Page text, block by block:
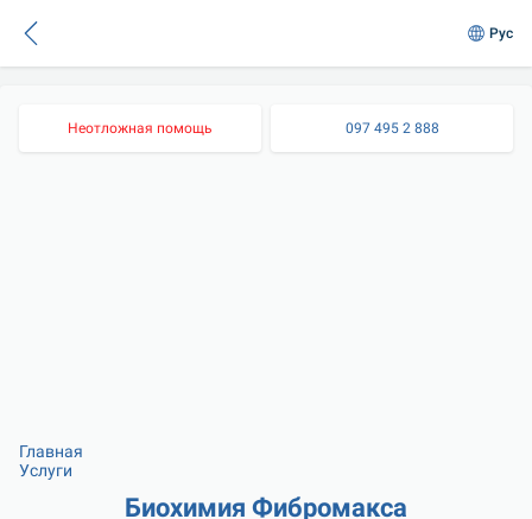
Рус
Неотложная помощь 097 495 2 888
Главная
Услуги
Биохимия Фибромакса